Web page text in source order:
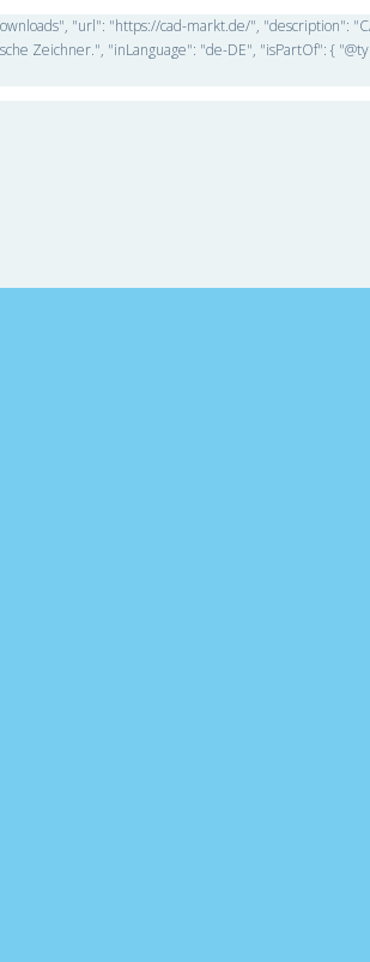
"url": "https://cad-markt.de/", "description":
Zeichner.", "inLanguage": "de-DE", "isPartOf": {